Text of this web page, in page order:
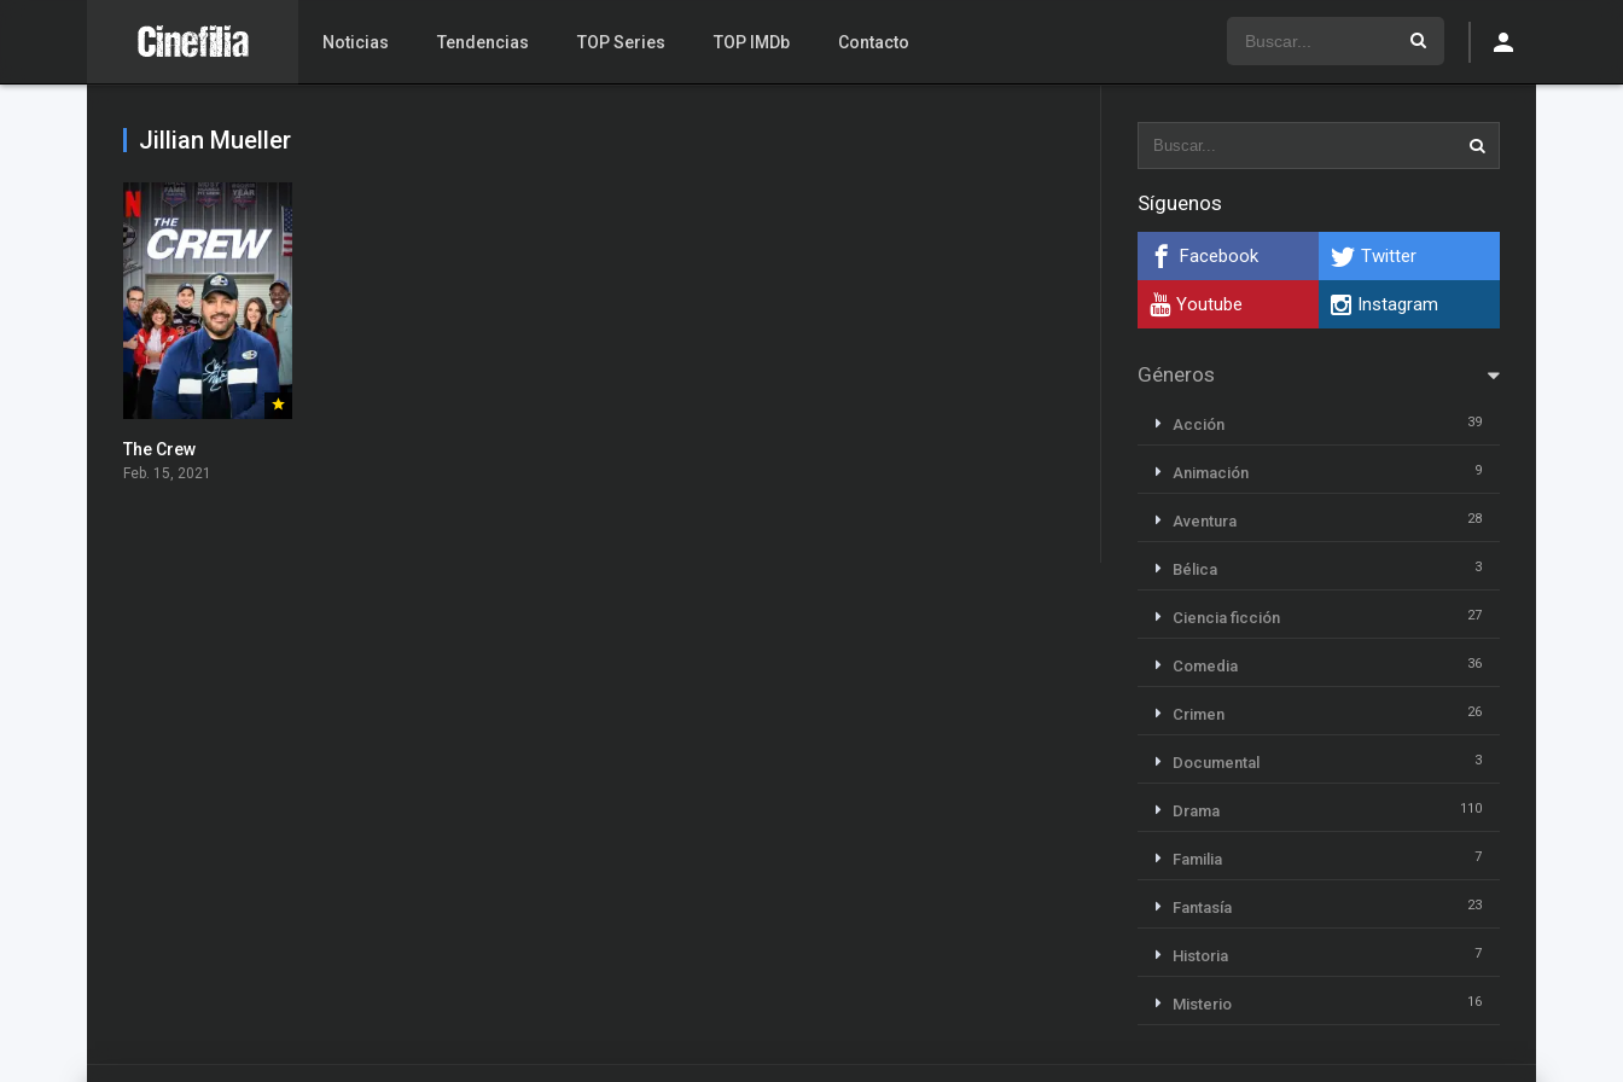
Noticias Tendencias TOP Series TOP IMDb Contacto
Jillian Mueller
The Crew
Feb. 15, 2021
Síguenos
Facebook Twitter
Youtube Instagram
Géneros
Acción 39
Animación 9
Aventura 28
Bélica 3
Ciencia ficción 27
Comedia 36
Crimen 26
Documental 3
Drama 110
Familia 7
Fantasía 23
Historia 7
Misterio 16